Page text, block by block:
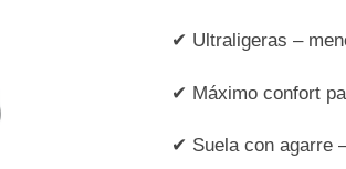
✔ Ultraligeras –
✔ Máximo confort
✔ Suela con agarre